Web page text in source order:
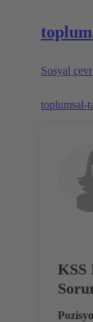
Sosyal
toplumsal-
KSS